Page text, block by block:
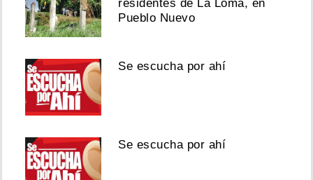
residentes de La Loma, en
Pueblo Nuevo
Se escucha por ahí
Se escucha por ahí